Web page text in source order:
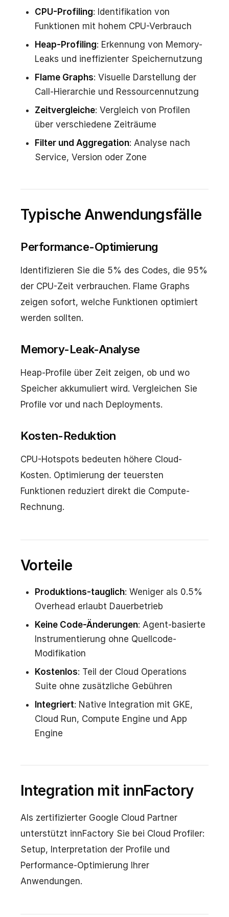
CPU-Profiling: Identifikation von
Funktionen mit hohem CPU-Verbrauch
Heap-Profiling: Erkennung von Memory-
Leaks und ineffizienter Speichernutzung
Flame Graphs: Visuelle Darstellung der
Call-Hierarchie und Ressourcennutzung
Zeitvergleiche: Vergleich von Profilen
über verschiedene Zeiträume
Filter und Aggregation: Analyse nach
Service, Version oder Zone
Typische Anwendungsfälle
Performance-Optimierung
Identifizieren Sie die 5% des Codes, die 95%
der CPU-Zeit verbrauchen. Flame Graphs
zeigen sofort, welche Funktionen optimiert
werden sollten.
Memory-Leak-Analyse
Heap-Profile über Zeit zeigen, ob und wo
Speicher akkumuliert wird. Vergleichen Sie
Profile vor und nach Deployments.
Kosten-Reduktion
CPU-Hotspots bedeuten höhere Cloud-
Kosten. Optimierung der teuersten
Funktionen reduziert direkt die Compute-
Rechnung.
Vorteile
Produktions-tauglich: Weniger als 0.5%
Overhead erlaubt Dauerbetrieb
Keine Code-Änderungen: Agent-basierte
Instrumentierung ohne Quellcode-
Modifikation
Kostenlos: Teil der Cloud Operations
Suite ohne zusätzliche Gebühren
Integriert: Native Integration mit GKE,
Cloud Run, Compute Engine und App
Engine
Integration mit innFactory
Als zertifizierter Google Cloud Partner
unterstützt innFactory Sie bei Cloud Profiler:
Setup, Interpretation der Profile und
Performance-Optimierung Ihrer
Anwendungen.